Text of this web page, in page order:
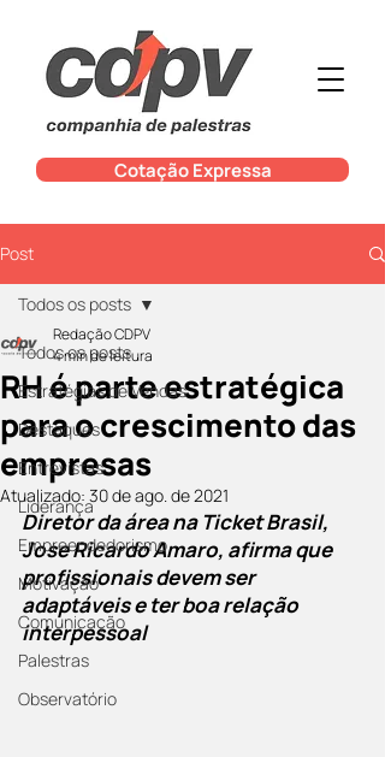
Cotação Expressa
Post
Todos os posts
Estratégias de Vendas
Destaques
Entrevistas
Liderança
Empreendedorismo
Motivação
Comunicação
Palestras
Observatório
Todos os posts
RH é parte estratégica
para o crescimento das
empresas
Redação CDPV
4 min de leitura
Atualizado: 30 de ago. de 2021
Diretor da área na Ticket Brasil,
Jose Ricardo Amaro, afirma que
profissionais devem ser
adaptáveis e ter boa relação
interpessoal